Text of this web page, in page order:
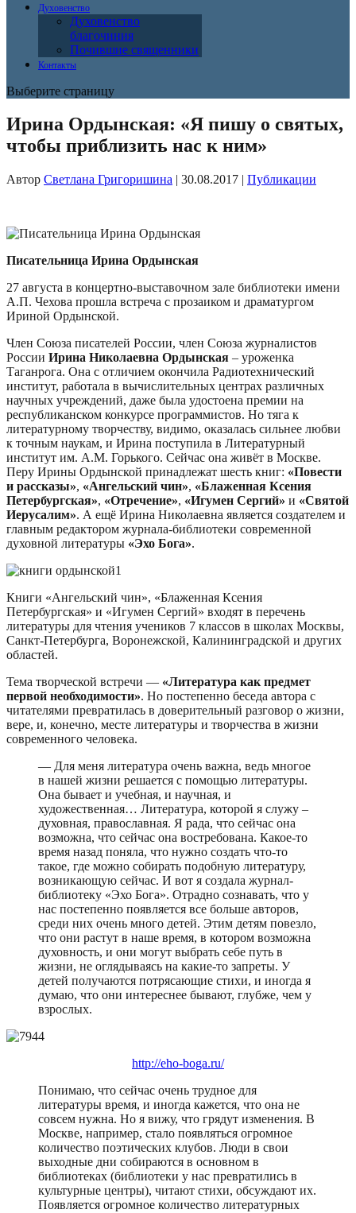
Духовенство
Духовенство
благочиния
Почившие священники
Контакты
Выберите страницу
Ирина Ордынская: «Я пишу о святых,
чтобы приблизить нас к ним»
Автор Светлана Григоришина | 30.08.2017 | Публикации
Писательница Ирина Ордынская
27 августа в концертно-выставочном зале библиотеки имени
А.П. Чехова прошла встреча с прозаиком и драматургом
Ириной Ордынской.
Член Союза писателей России, член Союза журналистов
России Ирина Николаевна Ордынская – уроженка
Таганрога. Она с отличием окончила Радиотехнический
институт, работала в вычислительных центрах различных
научных учреждений, даже была удостоена премии на
республиканском конкурсе программистов. Но тяга к
литературному творчеству, видимо, оказалась сильнее любви
к точным наукам, и Ирина поступила в Литературный
институт им. А.М. Горького. Сейчас она живёт в Москве.
Перу Ирины Ордынской принадлежат шесть книг: «Повести
и рассказы», «Ангельский чин», «Блаженная Ксения
Петербургская», «Отречение», «Игумен Сергий» и «Святой
Иерусалим». А ещё Ирина Николаевна является создателем и
главным редактором журнала-библиотеки современной
духовной литературы «Эхо Бога».
Книги «Ангельский чин», «Блаженная Ксения
Петербургская» и «Игумен Сергий» входят в перечень
литературы для чтения учеников 7 классов в школах Москвы,
Санкт-Петербурга, Воронежской, Калининградской и других
областей.
Тема творческой встречи — «Литература как предмет
первой необходимости». Но постепенно беседа автора с
читателями превратилась в доверительный разговор о жизни,
вере, и, конечно, месте литературы и творчества в жизни
современного человека.
— Для меня литература очень важна, ведь многое
в нашей жизни решается с помощью литературы.
Она бывает и учебная, и научная, и
художественная… Литература, которой я служу –
духовная, православная. Я рада, что сейчас она
возможна, что сейчас она востребована. Какое-то
время назад поняла, что нужно создать что-то
такое, где можно собирать подобную литературу,
возникающую сейчас. И вот я создала журнал-
библиотеку «Эхо Бога». Отрадно сознавать, что у
нас постепенно появляется все больше авторов,
среди них очень много детей. Этим детям повезло,
что они растут в наше время, в котором возможна
духовность, и они могут выбрать себе путь в
жизни, не оглядываясь на какие-то запреты. У
детей получаются потрясающие стихи, и иногда я
думаю, что они интереснее бывают, глубже, чем у
взрослых.
http://eho-boga.ru/
Понимаю, что сейчас очень трудное для
литературы время, и иногда кажется, что она не
совсем нужна. Но я вижу, что грядут изменения. В
Москве, например, стало появляться огромное
количество поэтических клубов. Люди в свои
выходные дни собираются в основном в
библиотеках (библиотеки у нас превратились в
культурные центры), читают стихи, обсуждают их.
Появляется огромное количество литературных